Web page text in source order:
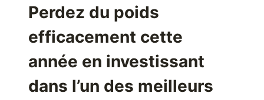
LIGNE
AUX
ÉTATS-
?
Perdez du poids
efficacement cette
année en investissant
dans l’un des meilleurs